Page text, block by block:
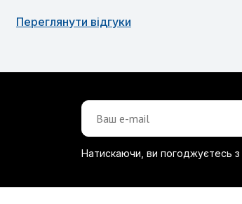
Переглянути відгуки
Натискаючи, ви погоджуєтесь з